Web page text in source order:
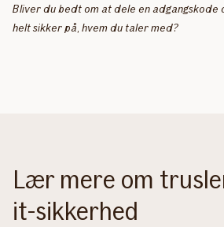
Bliver du bedt om at dele en adgangskode
helt sikker på, hvem du taler med?
Lær mere om
it-sikkerhed